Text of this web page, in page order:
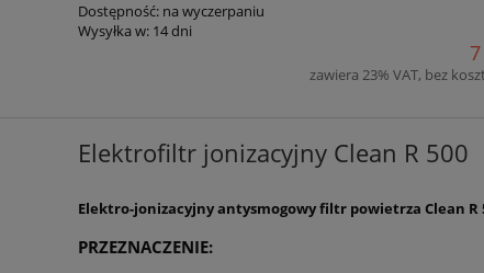
Dostępność: na wyczerpaniu
Wysyłka w: 14 dni
zawiera 23% VAT, bez
Elektrofiltr jonizacyjny Clean R 500
Elektro-jonizacyjny antysmogowy filtr powietrza Clean R
PRZEZNACZENIE: